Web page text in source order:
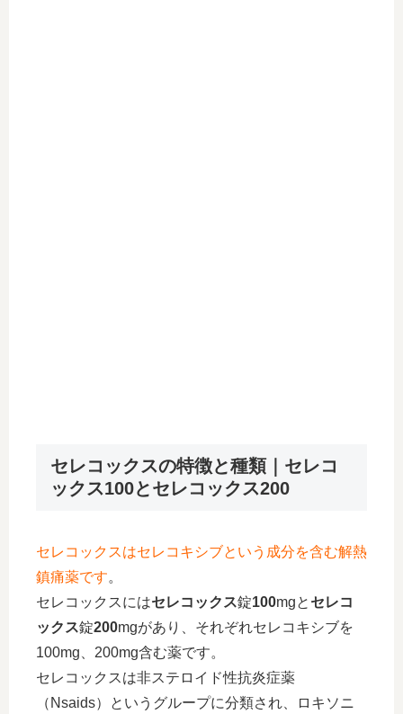
セレコックスの特徴と種類｜セレコ
ックス100とセレコックス200
セレコックスはセレコキシブという成分を含む解熱
鎮痛薬です。
セレコックスにはセレコックス錠100mgと セレコ
ックス錠200mgがあり、それぞれセレコキシブを
100mg、200mg含む薬です。
セレコックスは非ステロイド性抗炎症薬
（Nsaids）というグループに分類され、ロキソニ